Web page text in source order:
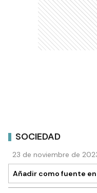
SOCIEDAD
23 de noviembre de
Añadir como fuente en